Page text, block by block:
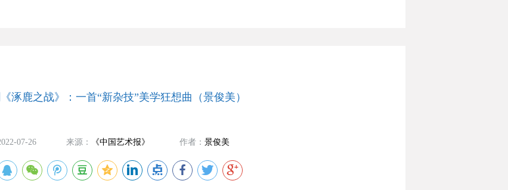
涿鹿之战》：一首“新杂技”美学狂想曲（景俊美）
07-26 来源： 《中国艺术报》 作者： 景俊美